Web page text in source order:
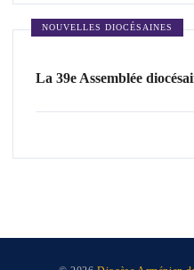
NOUVELLES DIOCÉSAINES
La 39e Assemblée